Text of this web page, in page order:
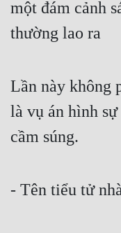
Xây Dựng Thế Lực
Đam Mỹ
Đẹp Hiệp
Tính Cách Nhân Vật :
Sát Phạt Quyết Đoán
một đám cảnh
thường lao ra
Lần này không
là vụ án hình sự
cầm súng.
- Tên tiểu tử